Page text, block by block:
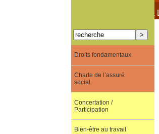
À propos de Terra
Droits fondamentaux
Charte de l’assuré
social
Concertation /
Participation
Bien-être au travail